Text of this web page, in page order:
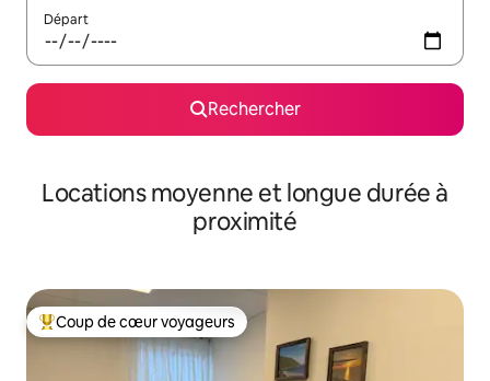
Départ
Rechercher
Locations moyenne et longue durée à
proximité
Coups de cœur voyageurs les plus appréciés
Coup de cœur voyageurs